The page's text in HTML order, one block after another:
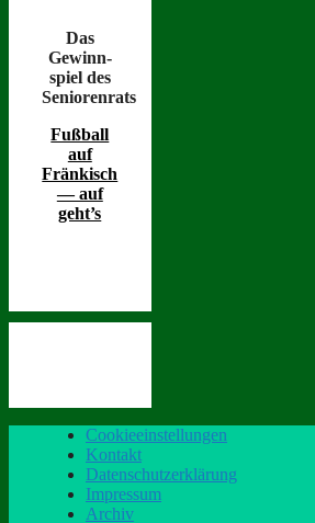
Das
Gewinn­
spiel des
Seniorenrats
Fußball
auf
Fränkisch
— auf
geht’s
Cookieeinstellungen
Kontakt
Datenschutzerklärung
Impressum
Archiv